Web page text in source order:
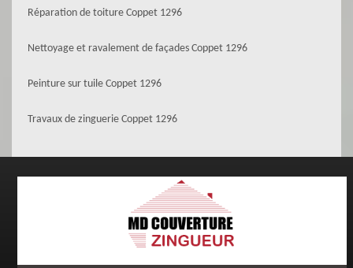
Réparation de toiture Coppet 1296
Nettoyage et ravalement de façades Coppet 1296
Peinture sur tuile Coppet 1296
Travaux de zinguerie Coppet 1296